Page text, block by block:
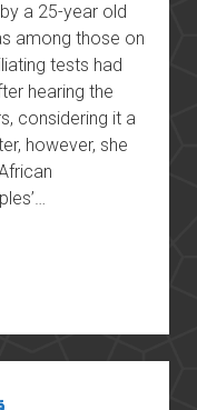
a 25-year old
among those on
tests had
hearing the
considering it a
however, she